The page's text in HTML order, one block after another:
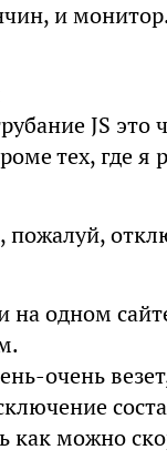
и
JS это
тех, где я
пожалуй,
на одном
очень
как можно